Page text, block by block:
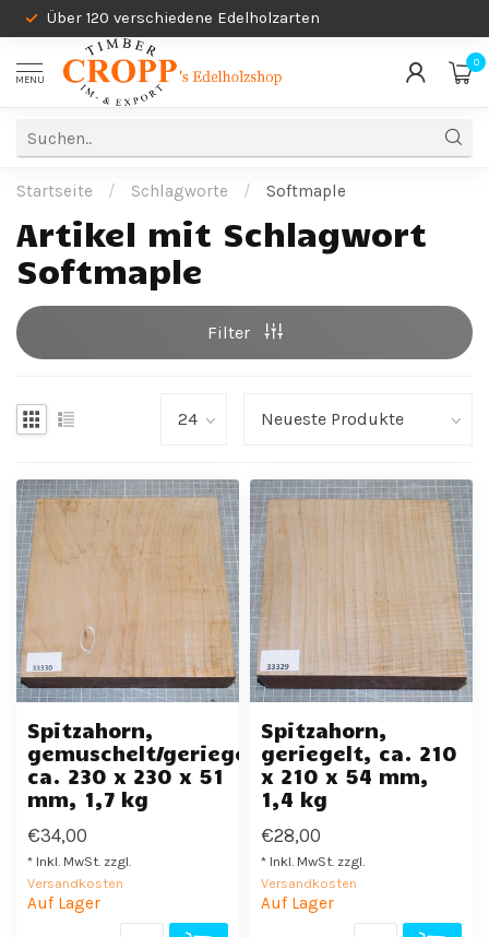
Über 120 verschiedene Edelholzarten
MENU
0
Startseite / Schlagworte / Softmaple
Artikel mit Schlagwort
Softmaple
Filter
Spitzahorn,
gemuschelt/geriegelt,
ca. 230 x 230 x 51
mm, 1,7 kg
€34,00
* Inkl. MwSt. zzgl.
Versandkosten
Auf Lager
Spitzahorn,
geriegelt, ca. 210
x 210 x 54 mm,
1,4 kg
€28,00
* Inkl. MwSt. zzgl.
Versandkosten
Auf Lager